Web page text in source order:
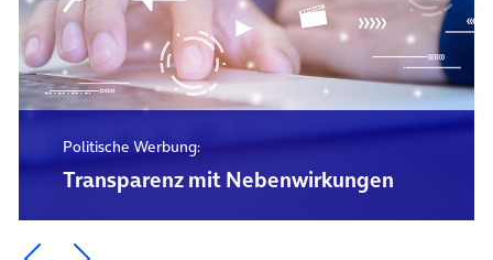
Politische Werbung:
Transparenz mit Nebenwirkungen